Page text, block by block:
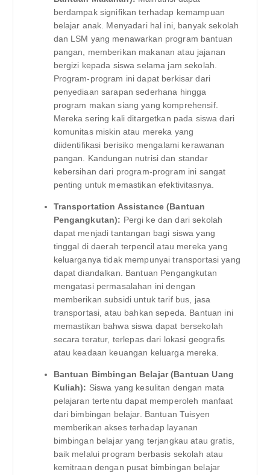
berdampak signifikan terhadap kemampuan
belajar anak. Menyadari hal ini, banyak sekolah
dan LSM yang menawarkan program bantuan
pangan, memberikan makanan atau jajanan
bergizi kepada siswa selama jam sekolah.
Program-program ini dapat berkisar dari
penyediaan sarapan sederhana hingga
program makan siang yang komprehensif.
Mereka sering kali ditargetkan pada siswa dari
komunitas miskin atau mereka yang
diidentifikasi berisiko mengalami kerawanan
pangan. Kandungan nutrisi dan standar
kebersihan dari program-program ini sangat
penting untuk memastikan efektivitasnya.
Transportation Assistance (Bantuan
Pengangkutan): Pergi ke dan dari sekolah
dapat menjadi tantangan bagi siswa yang
tinggal di daerah terpencil atau mereka yang
keluarganya tidak mempunyai transportasi yang
dapat diandalkan. Bantuan Pengangkutan
mengatasi permasalahan ini dengan
memberikan subsidi untuk tarif bus, jasa
transportasi, atau bahkan sepeda. Bantuan ini
memastikan bahwa siswa dapat bersekolah
secara teratur, terlepas dari lokasi geografis
atau keadaan keuangan keluarga mereka.
Bantuan Bimbingan Belajar (Bantuan Uang
Kuliah): Siswa yang kesulitan dengan mata
pelajaran tertentu dapat memperoleh manfaat
dari bimbingan belajar. Bantuan Tuisyen
memberikan akses terhadap layanan
bimbingan belajar yang terjangkau atau gratis,
baik melalui program berbasis sekolah atau
kemitraan dengan pusat bimbingan belajar